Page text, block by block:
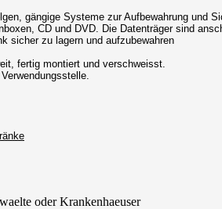
gängige Systeme zur Aufbewahrung und
CD und DVD. Die Datenträger sind
sicher zu lagern und aufzubewahren
fertig montiert und verschweisst.